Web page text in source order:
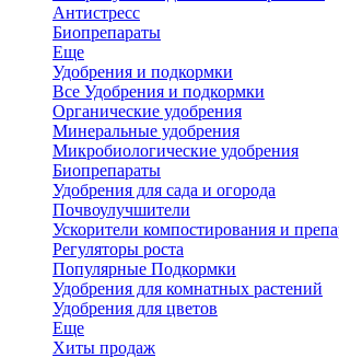
Антистресс
Биопрепараты
Еще
Удобрения и подкормки
Все Удобрения и подкормки
Органические удобрения
Минеральные удобрения
Микробиологические удобрения
Биопрепараты
Удобрения для сада и огорода
Почвоулучшители
Ускорители компостирования и
Регуляторы роста
Популярные Подкормки
Удобрения для комнатных растений
Удобрения для цветов
Еще
Хиты продаж